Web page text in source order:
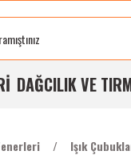
Buluşma
DAĞCILIK VE
Işık